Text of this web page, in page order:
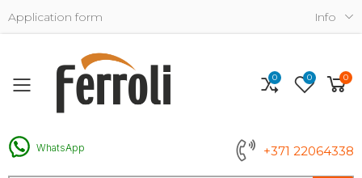
Application form Info
Toggle mobile menu
WhatsApp +371 22064338
0 0 0